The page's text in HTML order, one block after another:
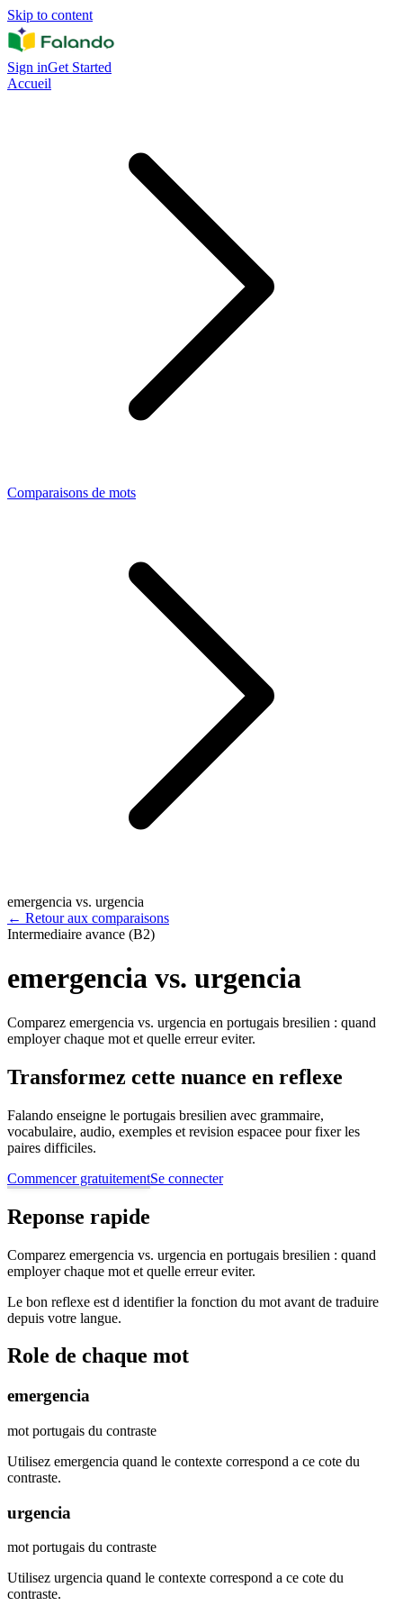
Skip to content
Sign inGet Started
Accueil
Comparaisons de mots
emergencia vs. urgencia
← Retour aux comparaisons
Intermediaire avance (B2)
emergencia vs. urgencia
Comparez emergencia vs. urgencia en portugais bresilien : quand
employer chaque mot et quelle erreur eviter.
Transformez cette nuance en reflexe
Falando enseigne le portugais bresilien avec grammaire,
vocabulaire, audio, exemples et revision espacee pour fixer les
paires difficiles.
Commencer gratuitementSe connecter
Reponse rapide
Comparez emergencia vs. urgencia en portugais bresilien : quand
employer chaque mot et quelle erreur eviter.
Le bon reflexe est d identifier la fonction du mot avant de traduire
depuis votre langue.
Role de chaque mot
emergencia
mot portugais du contraste
Utilisez emergencia quand le contexte correspond a ce cote du
contraste.
urgencia
mot portugais du contraste
Utilisez urgencia quand le contexte correspond a ce cote du
contraste.